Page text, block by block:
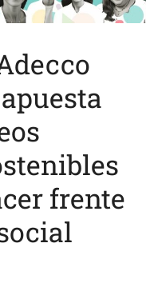
frente